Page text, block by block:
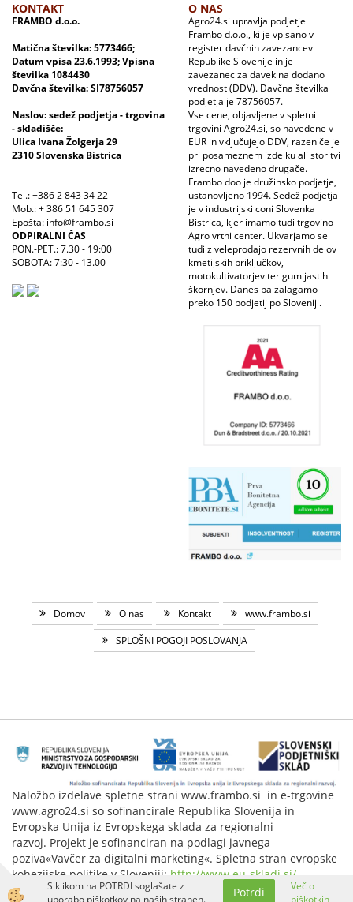
KONTAKT
FRAMBO d.o.o.
Matična številka: 5773466;
Datum vpisa 23.6.1993; Vpisna
številka 1084430
Davčna številka: SI78756057
Naslov: sedež podjetja - trgovina
- skladišče:
Ulica Ivana Žolgerja 29
2310 Slovenska Bistrica
Tel.: +386 2 843 34 22
Mob.: + 386 51 645 307
Epošta: info@frambo.si
ODPIRALNI ČAS
PON.-PET.: 7.30 - 19:00
SOBOTA: 7:30 - 13.00
O NAS
Agro24.si upravlja podjetje
Frambo d.o.o., ki je vpisano v
register davčnih zavezancev
Republike Slovenije in je
zavezanec za davek na dodano
vrednost (DDV). Davčna številka
podjetja je 78756057.
Vse cene, objavljene v spletni
trgovini Agro24.si, so navedene v
EUR in vključujejo DDV, razen če je
pri posameznem izdelku ali storitvi
izrecno navedeno drugače.
Frambo doo je družinsko podjetje,
ustanovljeno 1994. Sedež podjetja
je v industrijski coni Slovenka
Bistrica, kjer imamo tudi trgovino -
Agro vrtni center. Ukvarjamo se
tudi z veleprodajo rezervnih delov
kmetijskih priključkov,
motokultivatorjev ter gumijastih
škornjev. Danes pa zalagamo
preko 150 podjetij po Sloveniji.
Domov O nas Kontakt
www.frambo.si
SPLOŠNI POGOJI POSLOVANJA
Naložbo izdelave spletne strani www.frambo.si in e-trgovine
www.agro24.si so sofinancirale Republika Slovenija in
Evropska Unija iz Evropskega sklada za regionalni
razvoj. Projekt je sofinanciran na podlagi javnega
poziva«Vavčer za digitalni marketing«. Spletna stran evropske
kohezijske politike v Sloveniji: http://www.eu-skladi.si/
Izdelava spletne trgovine
S klikom na POTRDI soglašate z
uporabo piškotkov na naših straneh.
Potrdi
Več o
piškotkih